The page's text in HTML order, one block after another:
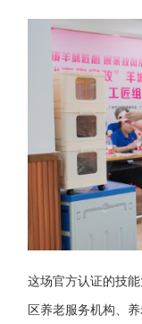
这场官方认证的技
区养老服务机构、